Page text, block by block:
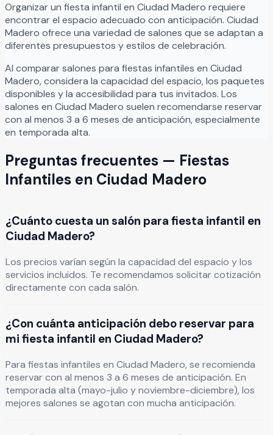
Organizarun fiesta infantil en Ciudad Madero requiere
encontrar el espacio adecuado con anticipación. Ciudad
Madero ofrece una variedad de salones que se adaptan a
diferentes presupuestos y estilos de celebración.
Al comparar salones para fiestas infantiles en Ciudad
Madero, considera la capacidad del espacio, los paquetes
disponibles y la accesibilidad para tus invitados. Los
salones en Ciudad Madero suelen recomendarse reservar
con al menos 3 a 6 meses de anticipación, especialmente
en temporada alta.
Preguntas frecuentes — Fiestas
Infantiles en Ciudad Madero
¿Cuánto cuesta un salón para fiesta infantil en
Ciudad Madero?
Los precios varían según la capacidad del espacio y los
servicios incluidos. Te recomendamos solicitar cotización
directamente con cada salón.
¿Con cuánta anticipación debo reservar para
mi fiesta infantil en Ciudad Madero?
Para fiestas infantiles en Ciudad Madero, se recomienda
reservar con al menos 3 a 6 meses de anticipación. En
temporada alta (mayo-julio y noviembre-diciembre), los
mejores salones se agotan con mucha anticipación.